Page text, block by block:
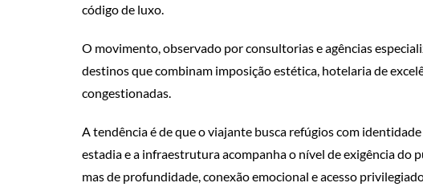
código de luxo.
O movimento, observado por consultorias e agências
destinos que combinam imposição estética, hotelaria de
congestionadas.
A tendência é de que o viajante busca refúgios com
estadia e a infraestrutura acompanha o nível de exigência do
mas de profundidade, conexão emocional e acesso